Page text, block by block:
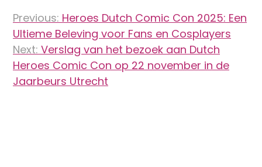
navigatie
Previous: Heroes Dutch Comic Con 2025: Een
Ultieme Beleving voor Fans en Cosplayers
Next: Verslag van het bezoek aan Dutch
Heroes Comic Con op 22 november in de
Jaarbeurs Utrecht